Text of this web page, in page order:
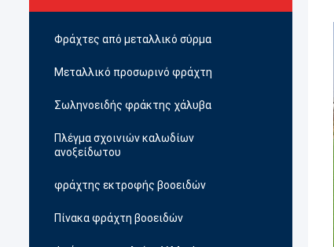
Φράχτες από μεταλλικό σύρμα
Μεταλλικό προσωρινό φράχτη
Σωληνοειδής φράκτης χάλυβα
Πλέγμα σχοινιών καλωδίων
ανοξείδωτου
φράχτης εκτροφής βοοειδών
Πίνακα φράχτη βοοειδών